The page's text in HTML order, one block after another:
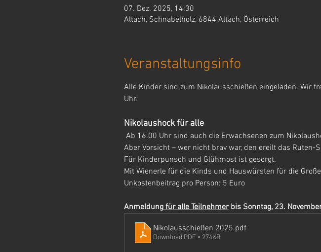
07. Dez. 2025, 14:30
Altach, Schnabelholz, 6844 Altach, Österreich
Veranstaltungsinfo
Alle Kinder sind zum Nikolausschießen eingeladen. Wir
Uhr.
Nikolaushock für alle
Ab 16.00 Uhr sind auch die Erwachsenen zum
Aber Vorsicht – wer nicht brav war, den ereilt das Ruten-
Für Kinderpunsch und Glühmost ist gesorgt.
Mit Wienerle für die Kinds und Hauswürsten für die
Unkostenbeitrag pro Person: 5 Euro
Anmeldung für alle Teilnehmer bis Sonntag, 23.
Nikolausschießen 2025.pdf
Download PDF • 274KB